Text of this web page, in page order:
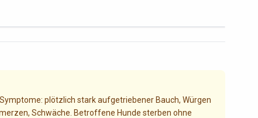
Symptome: plötzlich stark aufgetriebener Bauch, Würgen
Schwäche. Betroffene Hunde sterben ohne